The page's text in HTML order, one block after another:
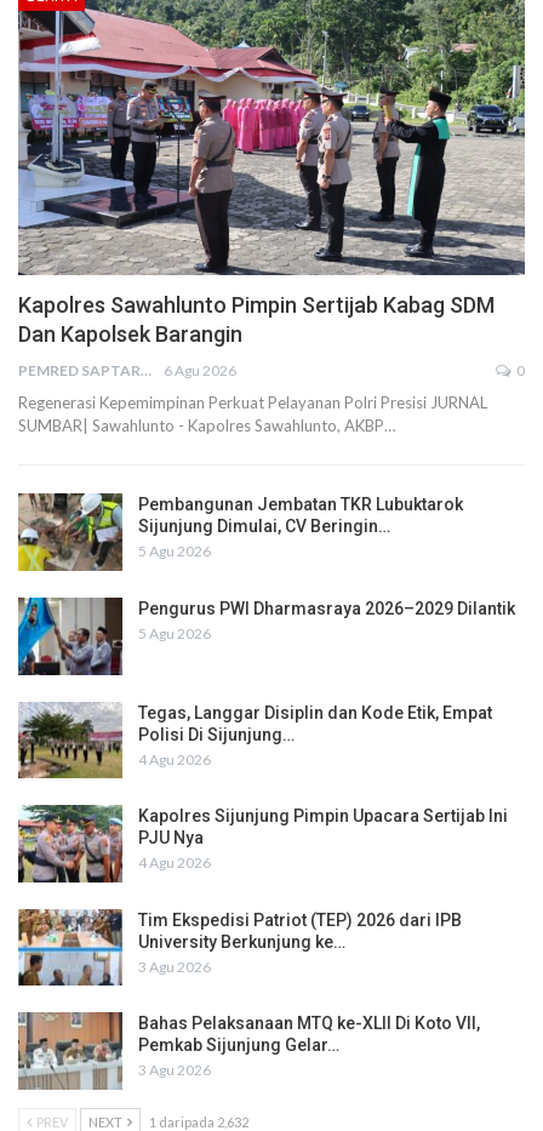
Kapolres Sawahlunto Pimpin Sertijab Kabag SDM
Dan Kapolsek Barangin
PEMRED SAPTARIUS 6 Agu 2026 0
Regenerasi Kepemimpinan Perkuat Pelayanan Polri Presisi JURNAL
SUMBAR| Sawahlunto - Kapolres Sawahlunto, AKBP…
Pembangunan Jembatan TKR Lubuktarok
Sijunjung Dimulai, CV Beringin…
5 Agu 2026
Pengurus PWI Dharmasraya 2026–2029 Dilantik
5 Agu 2026
Tegas, Langgar Disiplin dan Kode Etik, Empat
Polisi Di Sijunjung…
4 Agu 2026
Kapolres Sijunjung Pimpin Upacara Sertijab Ini
PJU Nya
4 Agu 2026
Tim Ekspedisi Patriot (TEP) 2026 dari IPB
University Berkunjung ke…
3 Agu 2026
Bahas Pelaksanaan MTQ ke-XLII Di Koto VII,
Pemkab Sijunjung Gelar…
3 Agu 2026
PREV NEXT 1 daripada 2,632